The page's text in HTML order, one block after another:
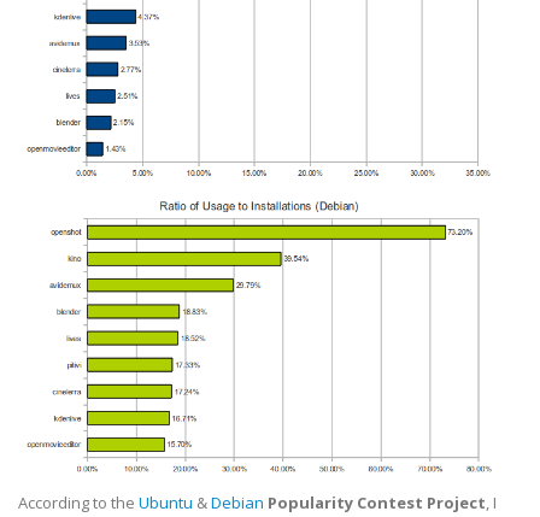
According to the Ubuntu &Debian Popularity Contest Project, I